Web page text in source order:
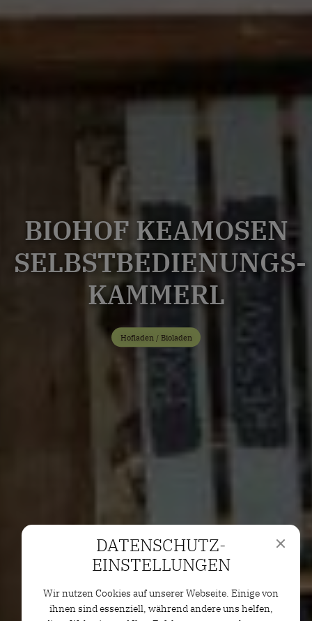
BIOHOF KEAMOSEN
SELBSTBEDIENUNGS-
KAMMERL
Hofladen / Bioladen
DATENSCHUTZ­
EINSTELLUNGEN
Wir nutzen Cookies auf unserer Webseite. Einige von
ihnen sind essenziell, während andere uns helfen,